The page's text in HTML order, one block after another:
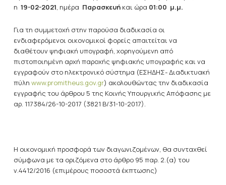
η 19-02-2021, ημέρα Παρασκευή και ώρα 01:00 μ.μ.
Για τη συμμετοχή στην παρούσα διαδικασία οι
ενδιαφερόμενοι οικονομικοί φορείς απαιτείται να
διαθέτουν ψηφιακή υπογραφή, χορηγούμενη από
πιστοποιημένη αρχή παροχής ψηφιακής υπογραφής και να
εγγραφούν στο ηλεκτρονικό σύστημα (ΕΣΗΔΗΣ- Διαδικτυακή
πύλη www.promitheus.gov.gr) ακολουθώντας την διαδικασία
εγγραφής του άρθρου 5 της Κοινής Υπουργικής Απόφασης με
αρ. 117384/26-10-2017 (3821 Β/31-10-2017).
Η οικονομική προσφορά των διαγωνιζομένων, θα συνταχθεί
σύμφωνα με τα οριζόμενα στο άρθρο 95 παρ. 2.(α) του
ν.4412/2016 (επιμέρους ποσοστά έκπτωσης)